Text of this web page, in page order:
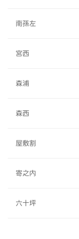
南孫左
宮西
森浦
森西
屋敷割
寄之内
六十坪